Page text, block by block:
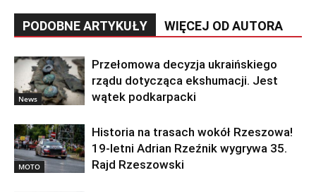
PODOBNE ARTYKUŁY WIĘCEJ OD AUTORA
News
Przełomowa decyzja ukraińskiego
rządu dotycząca ekshumacji. Jest
wątek podkarpacki
MOTO
Historia na trasach wokół Rzeszowa!
19-letni Adrian Rzeźnik wygrywa 35.
Rajd Rzeszowski